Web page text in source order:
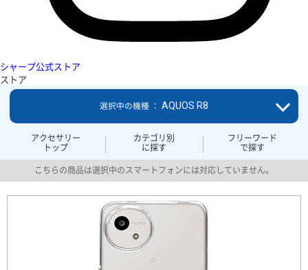
シャープ公式ストア
ストア
アクセサリー
トップ
カテゴリ別
に探す
フリーワード
で探す
選択中の機種 ： AQUOS R8
こちらの商品は選択中のスマートフォンには対応していません。